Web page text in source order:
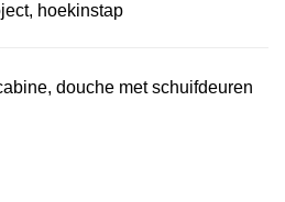
hoekinstap
douche met schuifdeuren